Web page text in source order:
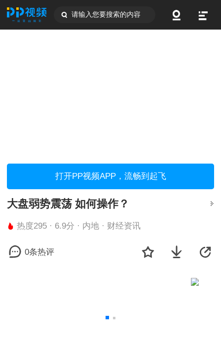
请输入您要搜索的内容
打开PP视频APP，流畅到起飞
大盘弱势震荡 如何操作？
热度295 · 6.9分 · 内地 · 财经资讯
0条热评